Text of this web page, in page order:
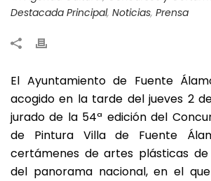
Destacada Principal, Noticias, Prensa
El Ayuntamiento de Fuente
acogido en la tarde del jueves 2
jurado de la 54ª edición del
de Pintura Villa de Fuente
certámenes de artes plásticas
del panorama nacional, en el